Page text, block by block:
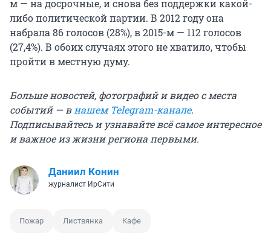
м — на досрочные, и снова без поддержки какой-
либо политической партии. В 2012 году она
набрала 86 голосов (28%), в 2015-м — 112 голосов
(27,4%). В обоих случаях этого не хватило, чтобы
пройти в местную думу.
Больше новостей, фотографий и видео с места
событий — в нашем Telegram-канале.
Подписывайтесь и узнавайте всё самое интересное
и важное из жизни региона первыми.
Даниил Конин
журналист ИрСити
Пожар Листвянка Кафе